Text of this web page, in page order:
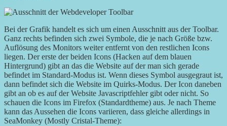
Bei der Grafik handelt es sich um einen Ausschnitt aus der Toolbar.
Ganz rechts befinden sich zwei Symbole, die je nach Größe bzw.
Auflösung des Monitors weiter entfernt von den restlichen Icons
liegen. Der erste der beiden Icons (Hacken auf dem blauen
Hintergrund) gibt an das die Website auf der man sich gerade
befindet im Standard-Modus ist. Wenn dieses Symbol ausgegraut ist,
dann befindet sich die Website im Quirks-Modus. Der Icon daneben
gibt an ob es auf der Website Javascriptfehler gibt oder nicht. So
schauen die Icons im Firefox (Standardtheme) aus. Je nach Theme
kann das Aussehen die Icons variieren, dass gleiche allerdings in
SeaMonkey (Mostly Cristal-Theme):